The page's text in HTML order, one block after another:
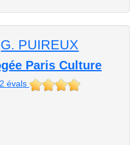
G. PUIREUX
Paris Culture
2 évals